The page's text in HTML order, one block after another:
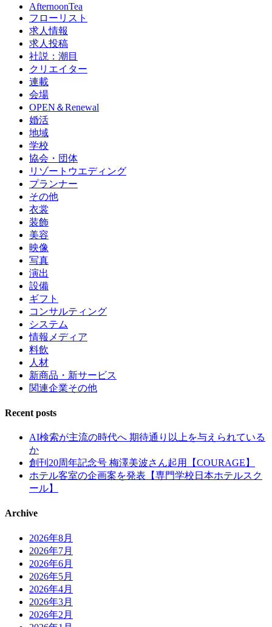
AfternoonTea
フローリスト
求人情報
求人投稿
社説：潮目
クリエイター
連載
会場
OPEN＆Renewal
婚活
地域
学校
協会・団体
リゾートウエディング
プランナー
その他
衣裳
装飾
美容
映像
写真
演出
設備
ギフト
コンサルティング
システム
情報メディア
料飲
人材
新商品・新サービス
関連企業その他
Recent posts
AI検索が主流の時代へ 期待通り以上を与えられている
か
創刊20周年記念号 梅澤美波さん起用【COURAGE】
ホテル客室の企画案を発表【専門学校日本ホテルスク
ール】
Archive
2026年8月
2026年7月
2026年6月
2026年5月
2026年4月
2026年3月
2026年2月